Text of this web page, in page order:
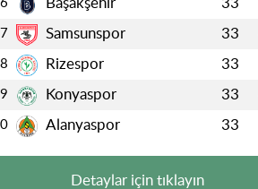
6 Başakşehir 33
7 Samsunspor 33
8 Rizespor 33
9 Konyaspor 33
Alanyaspor 33
Detaylar için tıklayın